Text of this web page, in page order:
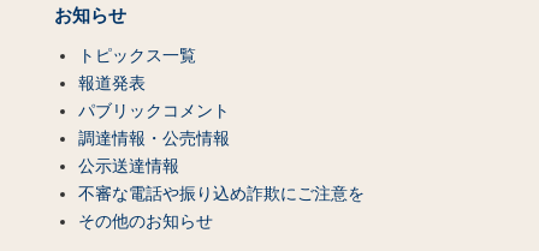
お知らせ
トピックス一覧
報道発表
パブリックコメント
調達情報・公売情報
公示送達情報
不審な電話や振り込め詐欺にご注意を
その他のお知らせ